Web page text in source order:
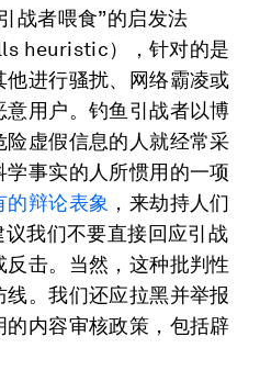
战者喂食”的启发法
heuristic），针对的是
他进行骚扰、网络霸凌或
用户。钓鱼引战者以博
虚假信息的人就经常采
事实的人所惯用的一项
的辩论表象 ，来劫持人们
我们不要直接回应引战
击。当然，这种批判性
。我们还应拉黑并举报
内容审核政策，包括辟